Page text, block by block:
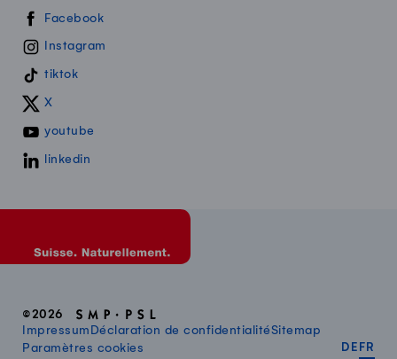
Swissmilk sur les réseaux sociaux
Facebook
Instagram
tiktok
X
youtube
linkedin
©2026
Impressum Déclaration de confidentialitéSitemap
Paramètres cookies
DE FR